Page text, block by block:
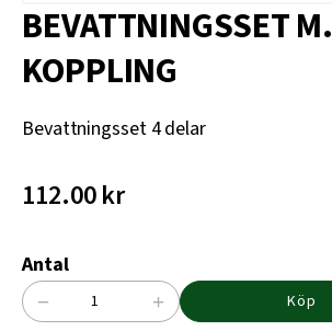
BEVATTNINGSSET M.
KOPPLING
Bevattningsset 4 delar
112.00kr
Antal
BEVATTNINGSSET
− + Köp